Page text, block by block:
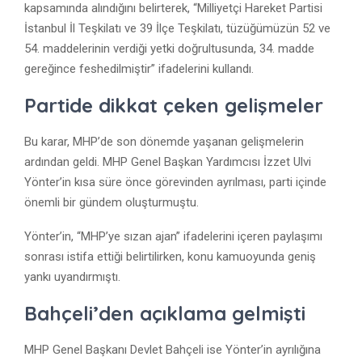
kapsamında alındığını belirterek, “Milliyetçi Hareket Partisi
İstanbul İl Teşkilatı ve 39 İlçe Teşkilatı, tüzüğümüzün 52 ve
54. maddelerinin verdiği yetki doğrultusunda, 34. madde
gereğince feshedilmiştir” ifadelerini kullandı.
Partide dikkat çeken gelişmeler
Bu karar, MHP’de son dönemde yaşanan gelişmelerin
ardından geldi. MHP Genel Başkan Yardımcısı İzzet Ulvi
Yönter’in kısa süre önce görevinden ayrılması, parti içinde
önemli bir gündem oluşturmuştu.
Yönter’in, “MHP’ye sızan ajan” ifadelerini içeren paylaşımı
sonrası istifa ettiği belirtilirken, konu kamuoyunda geniş
yankı uyandırmıştı.
Bahçeli’den açıklama gelmişti
MHP Genel Başkanı Devlet Bahçeli ise Yönter’in ayrılığına